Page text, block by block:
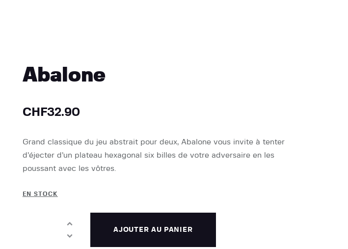
Abalone
CHF32.90
Grand classique du jeu abstrait pour deux, Abalone vous invite à tenter
d’éjecter d’un plateau hexagonal six billes de votre adversaire en les
poussant avec les vôtres.
EN STOCK
AJOUTER AU PANIER